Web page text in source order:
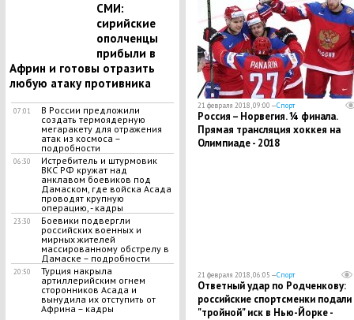
СМИ:
сирийские
ополченцы
прибыли в
Африн и готовы отразить
любую атаку противника
07:01
В России предложили
создать термоядерную
мегаракету для отражения
атак из космоса –
подробности
06:30
Истребитель и штурмовик
ВКС РФ кружат над
анклавом боевиков под
Дамаском, где войска Асада
проводят крупную
операцию, - кадры
23:30
Боевики подвергли
российских военных и
мирных жителей
массированному обстрелу в
Дамаске – подробности
20:50
Турция накрыла
артиллерийским огнем
сторонников Асада и
вынудила их отступить от
Африна – кадры
21 февраля 2018, 09:00 —Спорт
Россия – Норвегия. ¼ финала.
Прямая трансляция хоккея на
Олимпиаде - 2018
21 февраля 2018, 06:05 —Спорт
Ответный удар по Родченкову:
российские спортсменки подали
"тройной" иск в Нью-Йорке -